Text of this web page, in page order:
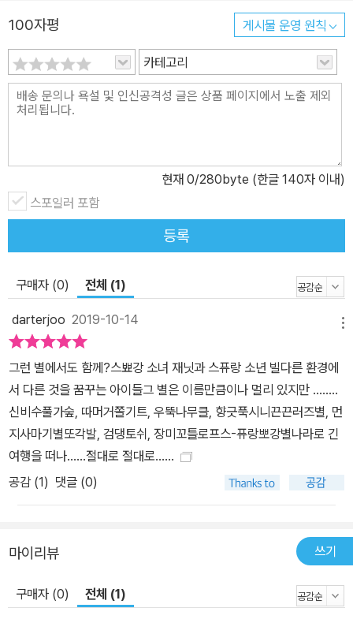
하고 매력 넘치는 캐릭터들! 선명하고 또렷한 펜 선에, 특색 있는 캐릭
터들로 자신만의 독특한 작품 세계를 구축한 악셀 셰플러는 『스뾰강
과 스퓨랑』에서도 강렬한 원색으로 스뾰강과 스퓨랑을 표현했다. 툭
히 외계 행성 세계의 모습을 특색 있게 표현하며 자신의 기량을 마음
껏 펼쳤다. 『스뾰강과 스퓨랑』에 사용된 색들은 아이들이 대체로 좋
코가 길며 몸이 빨간 스뾰강, 초록색 신발을 신고 귀가 크고 몸이 파란
스퓨랑의 모습은 각각 그들만의 개성이 뚜렷하다. 이야기 곳곳에 등
장하는 우스꽝스런 이름의 외계 캐릭터들도 이름만큼이나 개성 넘치
고 유머러스하게 그려 냈으며, 배경이 되는 작은 풀잎들 하나하나까
100자평 게시물 운영 원칙
카테고리
현재 0/280byte (한글 140자 이내)
스포일러 포함
등록
구매자 (0) 전체 (1)
darterjoo 2019-10-14
그런 별에서도 함께?스뾰강 소녀 재닛과 스퓨랑 소년 빌다른 환경에
서 다른 것을 꿈꾸는 아이들그 별은 이름만큼이나 멀리 있지만 ........
신비수풀가숲, 따머거쫄기트, 우뚝나무클, 향긋푹시니끈끈러즈별, 먼
지사마기별또각발, 검댕토쉬, 장미꼬틀로프스-퓨랑뽀강별나라로 긴
여행을 떠나......절대로 절대로......
공감 (1) 댓글 (0)
마이리뷰 쓰기
구매자 (0) 전체 (1)